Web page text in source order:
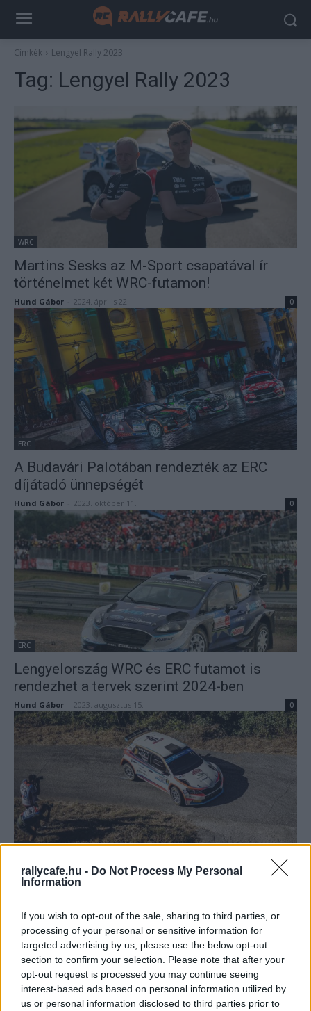
rallycafe.hu - Do Not Process My Personal
Information
If you wish to opt-out of the sale, sharing to third parties, or
processing of your personal or sensitive information for
targeted advertising by us, please use the below opt-out
section to confirm your selection. Please note that after your
opt-out request is processed you may continue seeing
interest-based ads based on personal information utilized by
us or personal information disclosed to third parties prior to
Címkék Lengyel Rally 2023
Tag: Lengyel Rally 2023
WRC
Martins Sesks az M-Sport csapatával ír
történelmet két WRC-futamon!
Hund Gábor 2024. április 22. 0
ERC
A Budavári Palotában rendezték az ERC
díjátadó ünnepségét
Hund Gábor 2023. október 11. 0
ERC
Lengyelország WRC és ERC futamot is
rendezhet a tervek szerint 2024-ben
Hund Gábor 2023. augusztus 15. 0
ERC
Nyolc verseny lehet az átalakított ERC
naptárban 2024-ben?